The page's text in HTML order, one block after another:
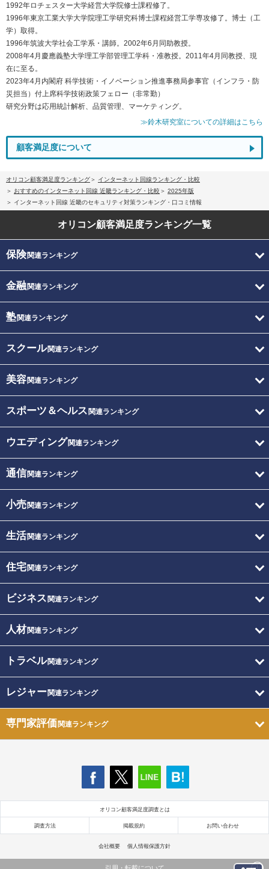
1992年ロチェスター大学経営大学院修士課程修了。
1996年東京工業大学大学院理工学研究科博士課程経営工学専攻修了。博士（工
学）取得。
1996年筑波大学社会工学系・講師。2002年6月同助教授。
2008年4月慶應義塾大学理工学部管理工学科・准教授。2011年4月同教授、現
在に至る。
2023年4月内閣府 科学技術・イノベーション推進事務局参事官（インフラ・防
災担当）付上席科学技術政策フェロー（非常勤）
研究分野は応用統計解析、品質管理、マーケティング。
≫鈴木研究室についての詳細はこちら
顧客満足度について
オリコン顧客満足度ランキング
インターネット回線ランキング・比較
おすすめのインターネット回線 近畿ランキング・比較
2025年版
インターネット回線 近畿のセキュリティ対策ランキング・口コミ情報
オリコン顧客満足度ランキング一覧
保険関連ランキング
金融関連ランキング
塾関連ランキング
スクール関連ランキング
美容関連ランキング
スポーツ＆ヘルス 関連ランキング
ウエディング関連ランキング
通信関連ランキング
小売関連ランキング
生活関連ランキング
住宅関連ランキング
ビジネス 関連ランキング
人材関連ランキング
トラベル関連ランキング
レジャー関連ランキング
専門家評価関連ランキング
オリコン顧客満足度調査とは
調査方法 掲載規約 お問い合わせ
会社概要 個人情報保護方針